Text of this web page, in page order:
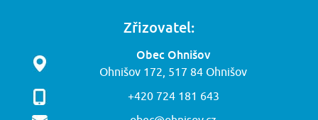
Zřizovatel:
Obec Ohnišov
Ohnišov 172, 517 84 Ohnišov
+420 724 181 643